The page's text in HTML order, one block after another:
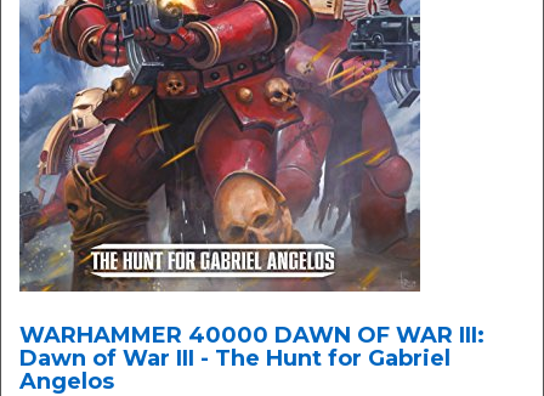
WARHAMMER 40000 DAWN OF WAR III:
Dawn of War III - The Hunt for Gabriel
Angelos